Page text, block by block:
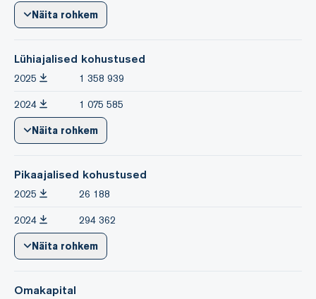
Näita rohkem
Lühiajalised kohustused
2025 1 358 939
2024 1 075 585
Näita rohkem
Pikaajalised kohustused
2025 26 188
2024 294 362
Näita rohkem
Omakapital